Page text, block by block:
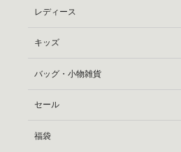
レディース
キッズ
バッグ・小物雑貨
セール
福袋